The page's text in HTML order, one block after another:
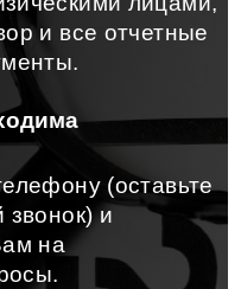
и все отчетные
(оставьте
звонок) и
на